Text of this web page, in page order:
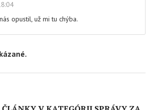
opustil, už mi tu chýba.